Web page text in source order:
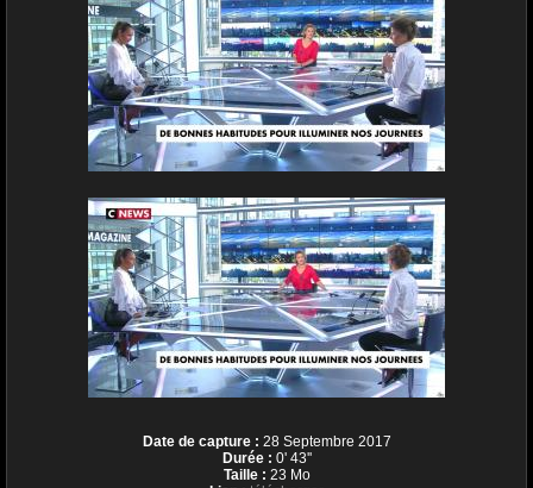
Date de capture : 28 Septembre 2017
Durée : 0' 43''
Taille : 23 Mo